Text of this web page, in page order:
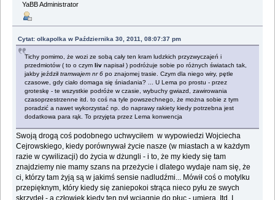
YaBB Administrator
Cytat: olkapolka w Października 30, 2011, 08:07:37 pm
Tichy pomimo, że wozi ze sobą cały ten kram ludzkich przyzwyczajeń i
przedmiotów ( to o czym livnapisał ) podróżuje sobie po różnych światach tak,
jakby jeździłtramwajem nr 6po znajomej trasie. Czym dla niego wiry, pętle
czasowe, gdy ciało domaga się śniadania? ... U Lema po prostu - przez
groteskę - te wszystkie podróże w czasie, wybuchy gwiazd, zawirowania
czasoprzestrzenne itd. to coś na tyle powszechnego, że można sobie z tym
poradzić a nawet wykorzystać np. do naprawy rakiety kiedy potrzebna jest
dodatkowa para rąk. To przyjęta przez Lema konwencja
Swoją drogą coś podobnego uchwyciłem w wypowiedzi Wojciecha
Cejrowskiego, kiedy porównywał życie nasze (w miastach a w każdym
razie w cywilizacji) do życia w dżungli - i to, że my kiedy się tam
znajdziemy nie mamy szans na przeżycie i dlatego wydaje nam się, że
ci, którzy tam żyją są w jakimś sensie nadludźmi... Mówił coś o motylku
przepięknym, który kiedy się zaniepokoi strąca nieco pyłu ze swych